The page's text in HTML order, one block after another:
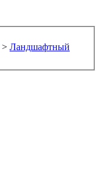
> Ландшафтный